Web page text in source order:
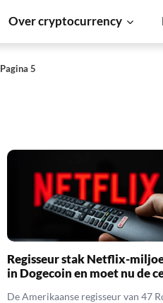
Over cryptocurrency
Pagina 5
Regisseur stak Netflix-
in Dogecoin en moet nu de
De Amerikaanse regisseur van 47